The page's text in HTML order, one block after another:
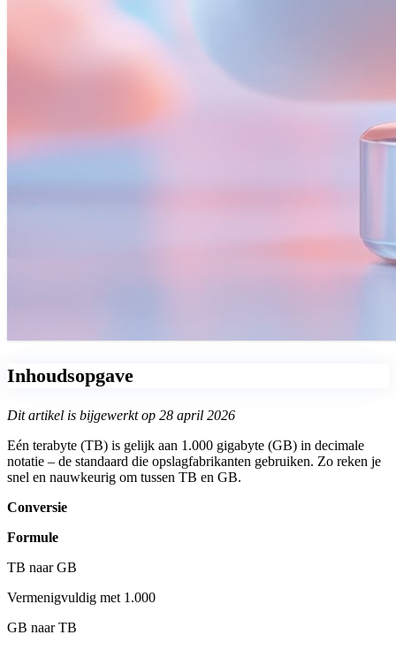
Inhoudsopgave
Dit artikel is bijgewerkt op 28 april 2026
Eén terabyte (TB) is gelijk aan 1.000 gigabyte (GB) in decimale
notatie – de standaard die opslagfabrikanten gebruiken. Zo reken je
snel en nauwkeurig om tussen TB en GB.
Conversie
Formule
TB naar GB
Vermenigvuldig met 1.000
GB naar TB